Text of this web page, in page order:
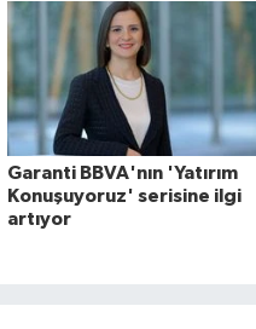
Garanti BBVA'nın 'Yatırım
Konuşuyoruz' serisine ilgi
artıyor